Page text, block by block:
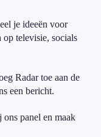
je ideeën voor
op televisie, socials
Radar toe aan de
een bericht.
panel en maak